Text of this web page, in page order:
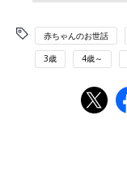
赤ちゃんのお世話
3歳 4歳～